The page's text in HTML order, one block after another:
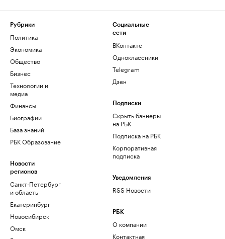
Рубрики
Политика
Экономика
Общество
Бизнес
Технологии и
медиа
Финансы
Биографии
База знаний
РБК Образование
Новости
регионов
Санкт-Петербург
и область
Екатеринбург
Новосибирск
Омск
Социальные
сети
ВКонтакте
Одноклассники
Telegram
Дзен
Подписки
Скрыть баннеры
на РБК
Подписка на РБК
Корпоративная
подписка
Уведомления
RSS Новости
РБК
О компании
Контактная